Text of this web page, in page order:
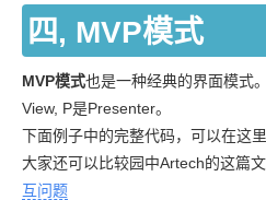
四, MVP模式
MVP模式也是一种经典的界面模式
View, P是Presenter。
下面例子中的完整代码，可以在这
大家还可以比较园中Artech的这篇
互问题